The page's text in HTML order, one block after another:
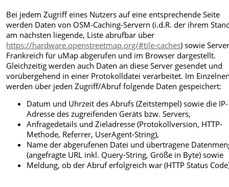
Bei jedem Zugriff eines Nutzers auf eine entsprechende Seite
werden Daten von OSM-Caching-Servern (i.d.R. der ihrem
am nächsten liegende, Liste abrufbar über
https://hardware.openstreetmap.org/#tile-caches) sowie
Frankreich für uMap abgerufen und im Browser dargestellt.
Gleichzeitig werden auch Daten an diese Server gesendet und
vorübergehend in einer Protokolldatei verarbeitet. Im
werden über jeden Zugriff/Abruf folgende Daten gespeichert:
Datum und Uhrzeit des Abrufs (Zeitstempel) sowie die IP-
Adresse des zugreifenden Geräts bzw. Servers,
Anfragedetails und Zieladresse (Protokollversion, HTTP-
Methode, Referrer, UserAgent-String),
Name der abgerufenen Datei und übertragene
(angefragte URL inkl. Query-String, Größe in Byte) sowie
Meldung, ob der Abruf erfolgreich war (HTTP Status